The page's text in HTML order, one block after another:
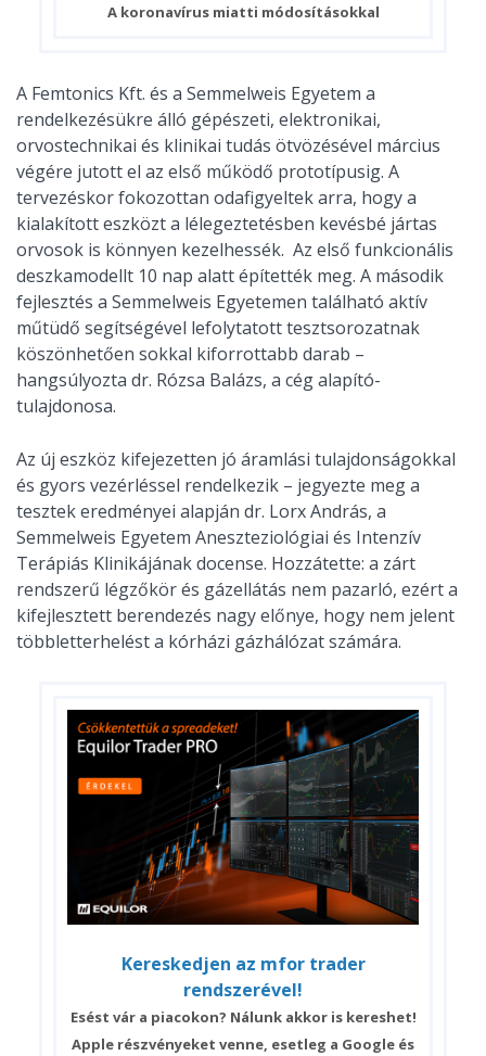
A koronavírus miatti módosításokkal
A Femtonics Kft. és a Semmelweis Egyetem a
rendelkezésükre álló gépészeti, elektronikai,
orvostechnikai és klinikai tudás ötvözésével március
végére jutott el az első működő prototípusig. A
tervezéskor fokozottan odafigyeltek arra, hogy a
kialakított eszközt a lélegeztetésben kevésbé jártas
orvosok is könnyen kezelhessék. Az első funkcionális
deszkamodellt 10 nap alatt építették meg. A második
fejlesztés a Semmelweis Egyetemen található aktív
műtüdő segítségével lefolytatott tesztsorozatnak
köszönhetően sokkal kiforrottabb darab –
hangsúlyozta dr. Rózsa Balázs, a cég alapító-
tulajdonosa.
Az új eszköz kifejezetten jó áramlási tulajdonságokkal
és gyors vezérléssel rendelkezik – jegyezte meg a
tesztek eredményei alapján dr. Lorx András, a
Semmelweis Egyetem Aneszteziológiai és Intenzív
Terápiás Klinikájának docense. Hozzátette: a zárt
rendszerű légzőkör és gázellátás nem pazarló, ezért a
kifejlesztett berendezés nagy előnye, hogy nem jelent
többletterhelést a kórházi gázhálózat számára.
Kereskedjen az mfor trader
rendszerével!
Esést vár a piacokon? Nálunk akkor is kereshet!
Apple részvényeket venne, esetleg a Google és